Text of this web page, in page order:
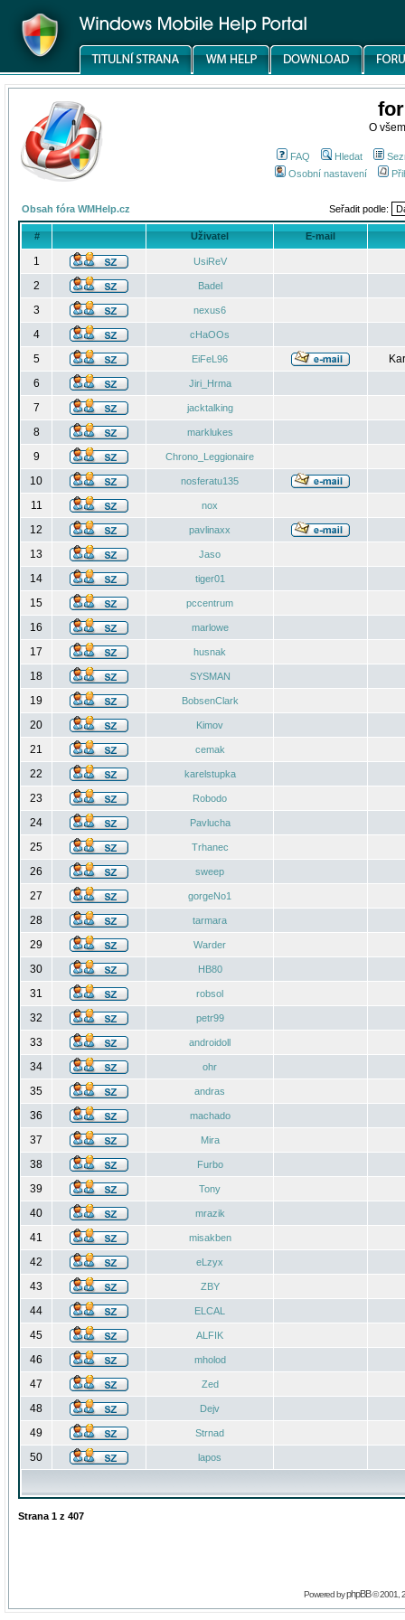
O
FAQ Hledat
Osobní nastavení
Obsah fóra WMHelp.cz Seřadit podle:
# Uživatel E-mail
1 UsiReV
2 Badel
3 nexus6
4 cHaOOs
5 EiFeL96
6
Jiri_Hrma
7 jacktalking
8 marklukes
9 Chrono_Leggionaire
10 nosferatu135
11 nox
12 pavlinaxx
13 Jaso
14 tiger01
15 pccentrum
16 marlowe
17 husnak
18 SYSMAN
19 BobsenClark
20 Kimov
21 cemak
22 karelstupka
23 Robodo
24 Pavlucha
25 Trhanec
26 sweep
27 gorgeNo1
28 tarmara
29 Warder
30 HB80
31 robsol
32 petr99
33 androidoll
34 ohr
35 andras
36 machado
37 Mira
38 Furbo
39 Tony
40 mrazik
41 misakben
42 eLzyx
43 ZBY
44 ELCAL
45 ALFIK
46 mholod
47 Zed
48 Dejv
49 Strnad
50 lapos
Strana 1 z 407
Powered byphpBB© 2001,